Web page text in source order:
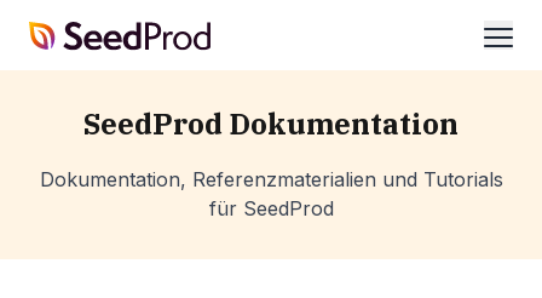
SeedProd
SeedProd Dokumentation
Dokumentation, Referenzmaterialien und Tutorials
für SeedProd